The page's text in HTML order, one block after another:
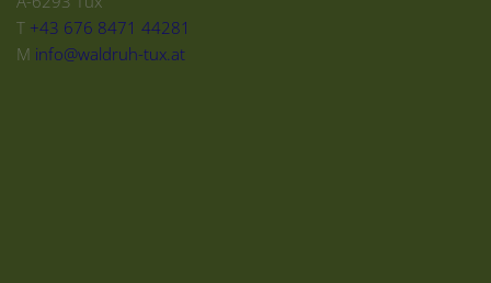
T +43 676 8471 44281
M info@waldruh-tux.at